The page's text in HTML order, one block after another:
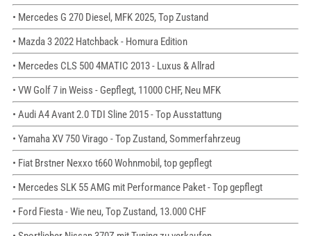
• Mercedes G 270 Diesel, MFK 2025, Top Zustand
• Mazda 3 2022 Hatchback - Homura Edition
• Mercedes CLS 500 4MATIC 2013 - Luxus & Allrad
• VW Golf 7 in Weiss - Gepflegt, 11000 CHF, Neu MFK
• Audi A4 Avant 2.0 TDI Sline 2015 - Top Ausstattung
• Yamaha XV 750 Virago - Top Zustand, Sommerfahrzeug
• Fiat Brstner Nexxo t660 Wohnmobil, top gepflegt
• Mercedes SLK 55 AMG mit Performance Paket - Top gepflegt
• Ford Fiesta - Wie neu, Top Zustand, 13.000 CHF